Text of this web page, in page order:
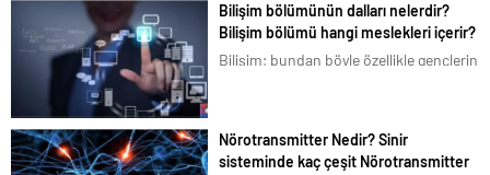
Bilişim bölümünün dalları nelerdir?
Bilişim bölümü hangi meslekleri içerir?
Bilişim; bundan böyle özellikle gençlerin
en basit bir şeyi bile akıllı telefonlarımız
üzerindeki uygulamalardan...
Nörotransmitter Nedir? Sinir
sisteminde kaç çeşit Nörotransmitter